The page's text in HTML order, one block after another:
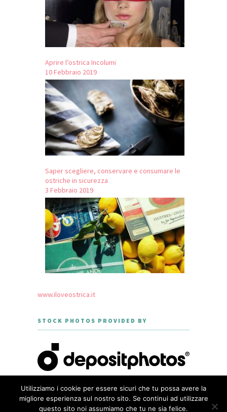
Aprire l’ostrica Incolumi
10 Febbraio 2019
Saper scegliere, conservare e consumare le
ostriche in sicurezza
3 Febbraio 2019
www.iloveostrica.it
STOCK PHOTOS PROVIDED BY
Utilizziamo i cookie per essere sicuri che tu possa avere la
migliore esperienza sul nostro sito. Se continui ad utilizzare
questo sito noi assumiamo che tu ne sia felice.